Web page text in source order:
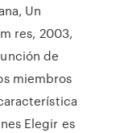
Un
res, 2003,
de
miembros
Elegir es